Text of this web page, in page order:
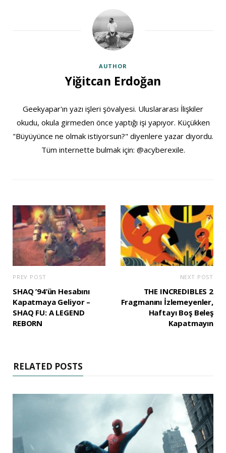
AUTHOR
Yiğitcan Erdoğan
Geekyapar'ın yazı işleri şövalyesi. Uluslararası İlişkiler
okudu, okula girmeden önce yaptığı işi yapıyor. Küçükken
"Büyüyünce ne olmak istiyorsun?" diyenlere yazar diyordu.
Tüm internette bulmak için: @acyberexile.
PREV POST
SHAQ ’94’ün Hesabını
Kapatmaya Geliyor –
SHAQ FU: A LEGEND
REBORN
NEXT POST
THE INCREDIBLES 2
Fragmanını İzlemeyenler,
Haftayı Boş Beleş
Kapatmayın
RELATED POSTS